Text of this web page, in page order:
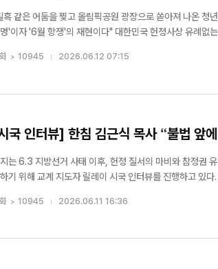
흑 같은 어둠을 찢고 올림픽공원 광장으로 쏟아져 나온
'6월 항쟁'의 재현이다" 대한민국 헌정사상 유례없는 '6·3 지방선거 투표용지 부족 사태'로 전 국토가 거대한 불
소용돌이에 휩싸였다. 전 세계에 자랑하던 첨단 선거 시
만천하에 드러나며 민...
10945 2026.06.12 07:15
국 인터뷰] 한침 김근식 목사 “불법 앞
에 응답하라”
는 6.3 지방선거 사태 이후, 헌정 질서의 마비와 참정권
위해 교계 지도자 릴레이 시국 인터뷰를 진행하고 있다. 이번 인터뷰의 주인공은 한국기독교침례회(이하 한침) 총회
김근식 목사다. 한침은 외형적인 규모로만 보면 그리 크
과 성경적 자유를 사수해 온 정...
10945 2026.06.11 16:36